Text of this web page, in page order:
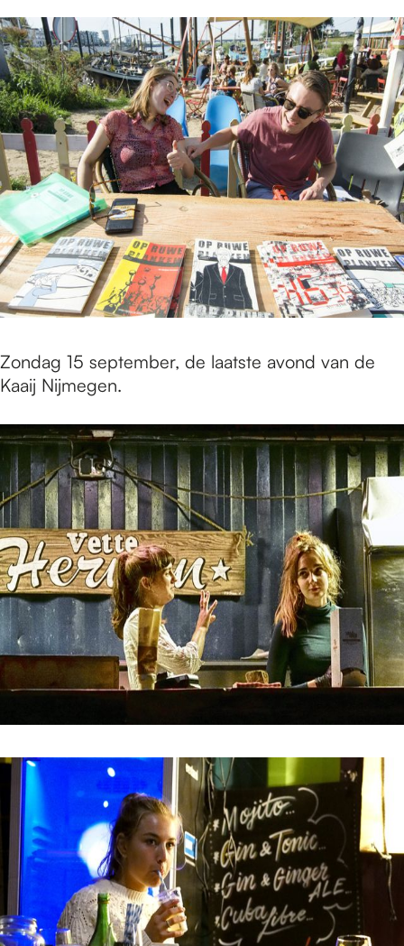
Zondag 15 september, de laatste avond van de
Kaaij Nijmegen.